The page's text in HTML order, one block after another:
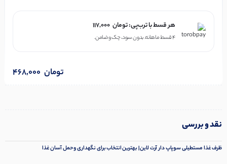
هر قسط با ترب‌پی: 117,000 تومان
۴ قسط ماهانه. بدون سود، چک و ضامن.
468,000 تومان
نقد و بررسی
ظرف غذا مستطیلی سوپاپ دار آرت لاین | بهترین انتخاب برای نگهداری و حمل آسان غذا